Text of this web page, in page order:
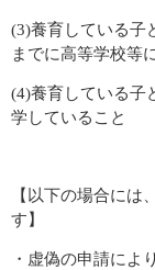
(3)養育している子
までに高等学校等
​(4)養育している子
学していること
【以下の場合には
す】
・虚偽の申請によ